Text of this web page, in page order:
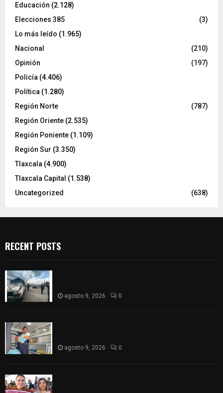
Educación (2.128)
Elecciones 385
(3)
Lo más leído (1.965)
Nacional
(210)
Opinión
(197)
Policía (4.406)
Política (1.280)
Región Norte
(787)
Región Oriente (2.535)
Región Poniente (1.109)
Región Sur (3.350)
Tlaxcala (4.900)
Tlaxcala Capital (1.538)
Uncategorized
(638)
RECENT POSTS
agosto 9, 2026 0
agosto 9, 2026 0